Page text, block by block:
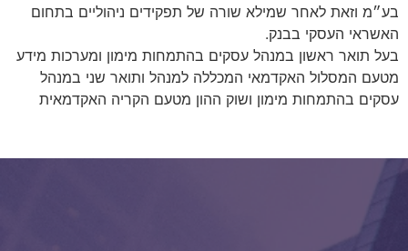
בע״מ וזאת לאחר שמילא שורה של תפקידים ניהוליים בתחום
האשראי העסקי בבנק.
בעל תואר ראשון במנהל עסקים בהתמחות מימון ומערכות מידע
מטעם המסלול האקדמאי המכללה למנהל ותואר שני במנהל
עסקים בהתמחות מימון ושוק ההון מטעם הקריה האקדמאית